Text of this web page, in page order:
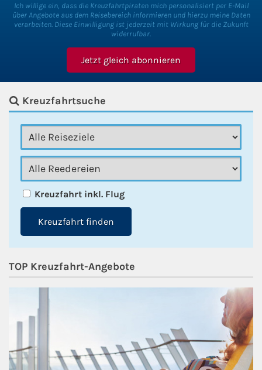
Kreuzfahrt buchen
Ich willige ein, dass die Kreuzfahrtpiraten mich personalisiert per E-Mail
über Angebote aus dem Reisebereich informieren und hierzu meine Daten
verarbeiten. Diese Einwilligung ist jederzeit mit Wirkung für die Zukunft
widerrufbar.
Kreuzfahrtsuche
Kreuzfahrt inkl. Flug
Kreuzfahrt finden
TOP Kreuzfahrt-Angebote